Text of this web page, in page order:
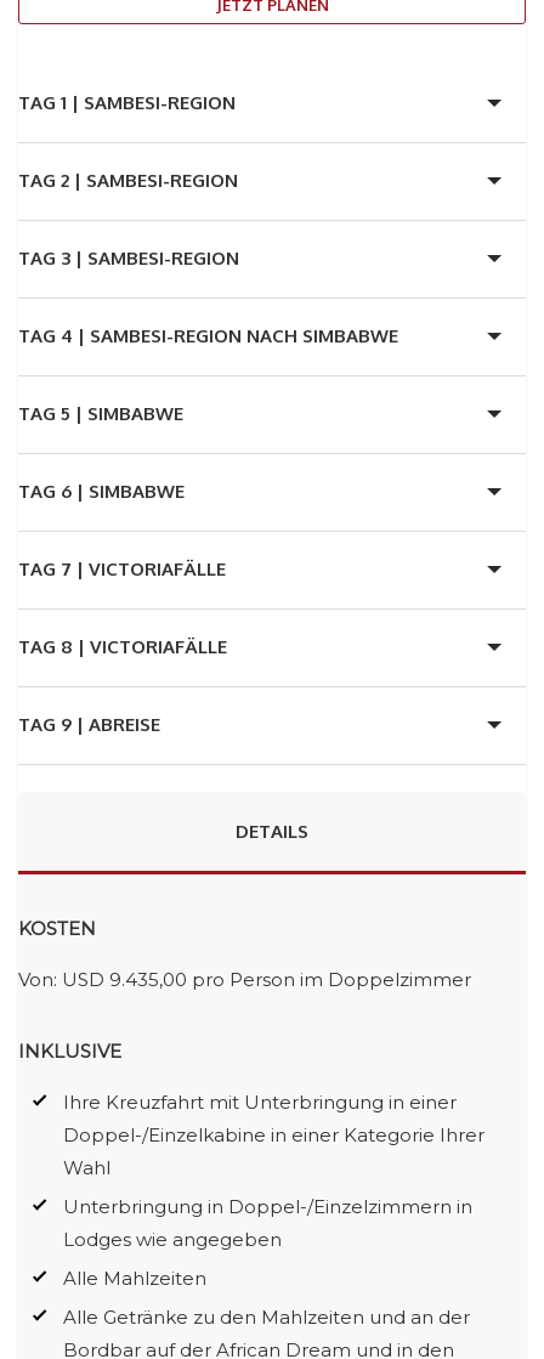
JETZT PLANEN
TAG 1 | SAMBESI-REGION
TAG 2 | SAMBESI-REGION
TAG 3 | SAMBESI-REGION
TAG 4 | SAMBESI-REGION NACH SIMBABWE
TAG 5 | SIMBABWE
TAG 6 | SIMBABWE
TAG 7 | VICTORIAFÄLLE
TAG 8 | VICTORIAFÄLLE
TAG 9 | ABREISE
DETAILS
KOSTEN
Von: USD 9.435,00 pro Person im Doppelzimmer
INKLUSIVE
Ihre Kreuzfahrt mit Unterbringung in einer
Doppel-/Einzelkabine in einer Kategorie Ihrer
Wahl
Unterbringung in Doppel-/Einzelzimmern in
Lodges wie angegeben
Alle Mahlzeiten
Alle Getränke zu den Mahlzeiten und an der
Bordbar auf der African Dream und in den